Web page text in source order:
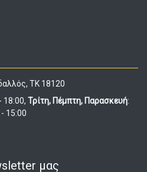
ΤΚ 18120
18:00, Τρίτη, Πέμπτη, Παρασκευή:
15:00
μας